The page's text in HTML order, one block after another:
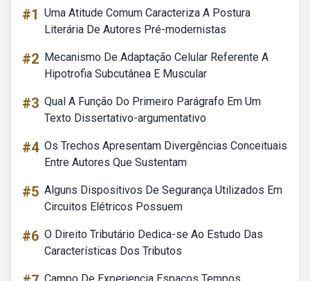
#1 Uma Atitude Comum Caracteriza A Postura
Literária De Autores Pré-modernistas
#2 Mecanismo De Adaptação Celular Referente A
Hipotrofia Subcutânea E Muscular
#3 Qual A Função Do Primeiro Parágrafo Em Um
Texto Dissertativo-argumentativo
#4 Os Trechos Apresentam Divergências Conceituais
Entre Autores Que Sustentam
#5 Alguns Dispositivos De Segurança Utilizados Em
Circuitos Elétricos Possuem
#6 O Direito Tributário Dedica-se Ao Estudo Das
Características Dos Tributos